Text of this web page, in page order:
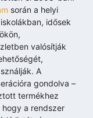
során a helyi
idősek
valósítják
A
gondolva –
termékhez
a rendszer